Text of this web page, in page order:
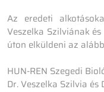
Az eredeti
Veszelka Szilviának
úton elküldeni az
HUN-REN Szegedi
Dr. Veszelka Szilvia